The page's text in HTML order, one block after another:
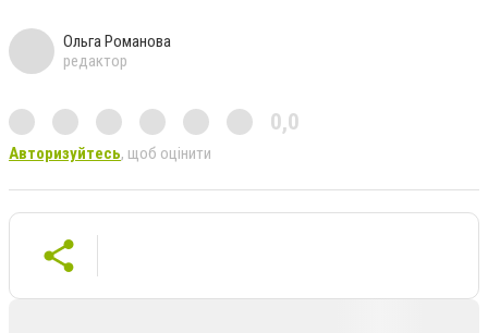
Ольга Романова
редактор
0,0
Авторизуйтесь, щоб оцінити